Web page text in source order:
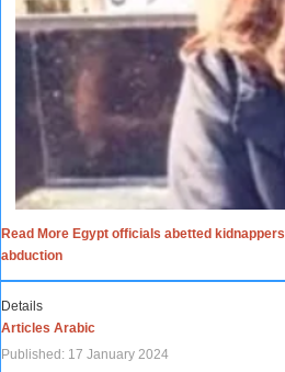
Read More Egypt officials abetted
abduction
Details
Articles Arabic
Published: 17 January 2024